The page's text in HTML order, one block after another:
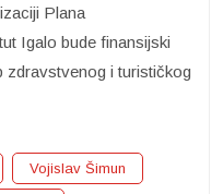
Plana
Igalo bude finansijski
zdravstvenog i turističkog
Vojislav Šimun